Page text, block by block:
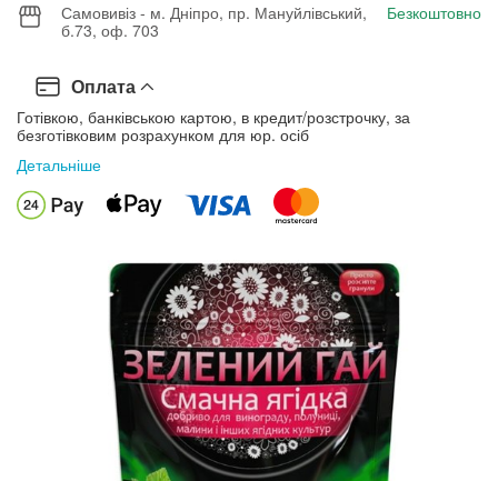
Самовивіз - м. Дніпро, пр. Мануйлівський,
б.73, оф. 703
Безкоштовно
Оплата
Готівкою, банківською картою, в кредит/розстрочку, за
безготівковим розрахунком для юр. осіб
Детальніше